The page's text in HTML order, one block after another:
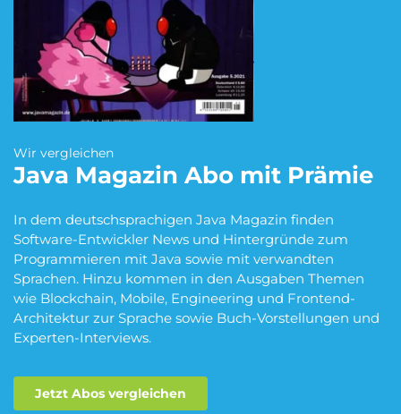
Blumen Abo
eBook Abo
Kino Abo Kochbox Abo
Musik-Streaming Abo
Wir vergleichen
Java Magazin Abo mit Prämie
In dem deutschsprachigen Java Magazin finden
Software-Entwickler News und Hintergründe zum
Programmieren mit Java sowie mit verwandten
Sprachen. Hinzu kommen in den Ausgaben Themen
wie Blockchain, Mobile, Engineering und Frontend-
Architektur zur Sprache sowie Buch-Vorstellungen und
Experten-Interviews.
Jetzt Abos vergleichen